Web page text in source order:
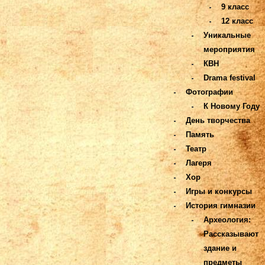
9 класс
12 класс
Уникальные
мероприятия
КВН
Drama festival
Фотографии
К Новому Году
День творчества
Память
Театр
Лагеря
Хор
Игры и конкурсы
История гимназии
Археология:
Рассказывают
здание и
предметы